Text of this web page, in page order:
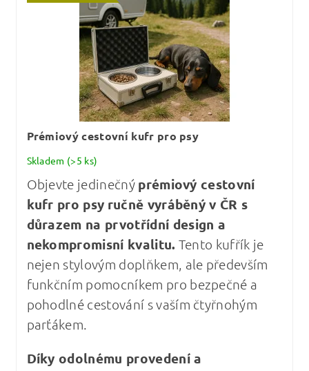
Prémiový cestovní kufr pro psy
Skladem (>5 ks)
Objevte jedinečný prémiový cestovní
kufr pro psy ručně vyráběný v ČR s
důrazem na prvotřídní design a
nekompromisní kvalitu. Tento kufřík je
nejen stylovým doplňkem, ale především
funkčním pomocníkem pro bezpečné a
pohodlné cestování s vaším čtyřnohým
parťákem.
Díky odolnému provedení a